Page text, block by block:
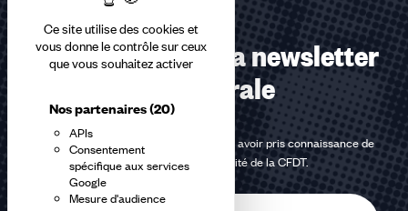
Ce site utilise des cookies et
vous donne le contrôle sur ceux
que vous souhaitez activer
Nos partenaires(20)
APIs
Consentement
spécifique aux services
Google
Mesure d'audience
Abonnez-vous à la newsletter
confédérale
En m'inscrivant à la newsletter, j'affirme avoir pris connaissance de
lapolitique de confidentialité de la CFDT.